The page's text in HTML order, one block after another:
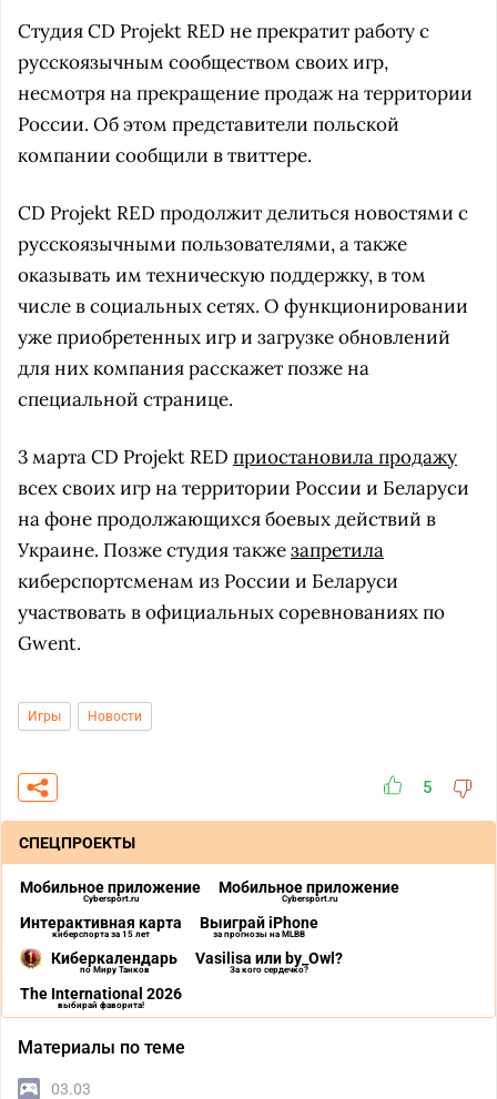
Студия CD Projekt RED не прекратит работу с
русскоязычным сообществом своих игр,
несмотря на прекращение продаж на территории
России. Об этом представители польской
компании сообщили в твиттере.
CD Projekt RED продолжит делиться новостями с
русскоязычными пользователями, а также
оказывать им техническую поддержку, в том
числе в социальных сетях. О функционировании
уже приобретенных игр и загрузке обновлений
для них компания расскажет позже на
специальной странице.
3 марта CD Projekt RED приостановила продажу
всех своих игр на территории России и Беларуси
на фоне продолжающихся боевых действий в
Украине. Позже студия такжезапретила
киберспортсменам из России и Беларуси
участвовать в официальных соревнованиях по
Gwent.
Игры Новости
5
СПЕЦПРОЕКТЫ
Мобильное приложение
Cybersport.ru
Мобильное приложение
Cybersport.ru
Интерактивная карта
киберспорта за 15 лет
Выиграй iPhone
за прогнозы на MLBB
Киберкалендарь
по Миру Танков
Vasilisa или by_Owl?
За кого сердечко?
The International 2026
выбирай фаворита!
Материалы по теме
03.03